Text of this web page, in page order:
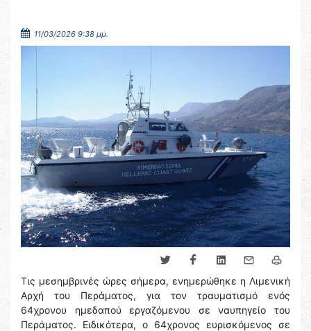
11/03/2026 9:38 μμ.
Τις μεσημβρινές ώρες σήμερα, ενημερώθηκε η Λιμενική
Αρχή του Περάματος, για τον τραυματισμό ενός
64χρονου ημεδαπού εργαζόμενου σε ναυπηγείο του
Περάματος. Ειδικότερα, ο 64χρονος ευρισκόμενος σε